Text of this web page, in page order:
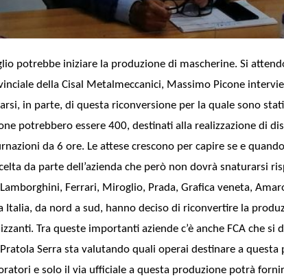
potrebbe iniziare la produzione di mascherine. Si
della Cisal Metalmeccanici, Massimo Picone
in parte, di questa riconversione per la quale sono
potrebbero essere 400, destinati alla realizzazione di
da 6 ore. Le attese crescono per capire se e
da parte dell’azienda che però non dovrà snaturarsi
Ferrari, Miroglio, Prada, Grafica veneta,
da nord a sud, hanno deciso di riconvertire la
Tra queste importanti aziende c’è anche FCA che si
Serra sta valutando quali operai destinare a questa
e solo il via ufficiale a questa produzione potrà